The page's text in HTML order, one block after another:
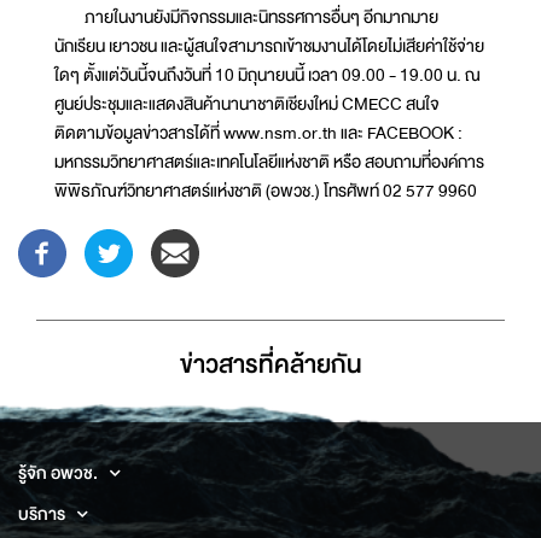
ภายในงานยังมีกิจกรรมและนิทรรศการอื่นๆ อีกมากมาย
นักเรียน เยาวชน และผู้สนใจสามารถเข้าชมงานได้โดยไม่เสียค่าใช้จ่าย
ใดๆ ตั้งแต่วันนี้จนถึงวันที่ 10 มิถุนายนนี้ เวลา 09.00 - 19.00 น. ณ
ศูนย์ประชุมและแสดงสินค้านานาชาติเชียงใหม่ CMECC สนใจ
ติดตามข้อมูลข่าวสารได้ที่ www.nsm.or.th และ FACEBOOK :
มหกรรมวิทยาศาสตร์และเทคโนโลยีแห่งชาติ หรือ สอบถามที่องค์การ
พิพิธภัณฑ์วิทยาศาสตร์แห่งชาติ (อพวช.) โทรศัพท์ 02 577 9960
ข่าวสารที่่คล้ายกัน
รู้จัก อพวช.
บริการ